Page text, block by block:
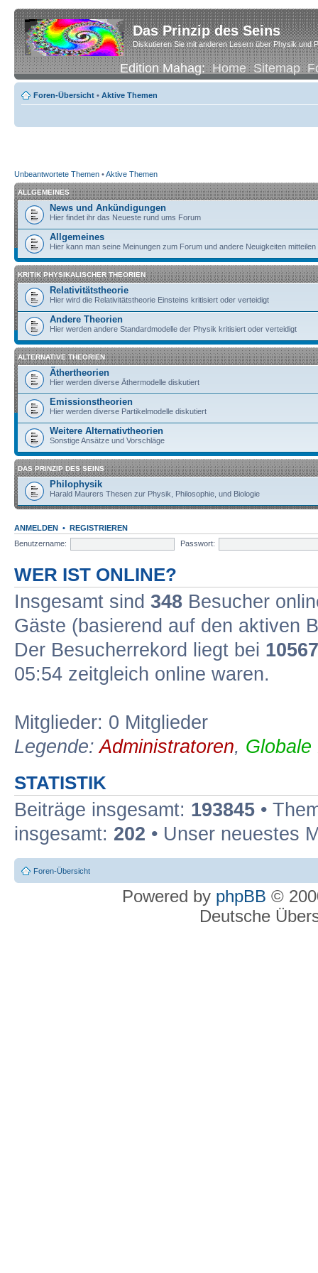
Das Prinzip des Seins
Diskutieren Sie mit anderen Lesern über Physik und
Edition Mahag:Home Sitemap
Foren-Übersicht • Aktive Themen
Unbeantwortete Themen •Aktive Themen
ALLGEMEINES
News und Ankündigungen
Hier findet ihr das Neueste rund ums Forum
Allgemeines
Hier kann man seine Meinungen zum Forum und andere Neuigkeiten mitteilen
KRITIK PHYSIKALISCHER THEORIEN
Relativitätstheorie
Hier wird die Relativitätstheorie Einsteins kritisiert oder verteidigt
Andere Theorien
Hier werden andere Standardmodelle der Physik kritisiert oder verteidigt
ALTERNATIVE THEORIEN
Äthertheorien
Hier werden diverse Äthermodelle diskutiert
Emissionstheorien
Hier werden diverse Partikelmodelle diskutiert
Weitere Alternativtheorien
Sonstige Ansätze und Vorschläge
DAS PRINZIP DES SEINS
Philophysik
Harald Maurers Thesen zur Physik, Philosophie, und Biologie
ANMELDEN • REGISTRIEREN
Benutzername:
Passwort:
WER IST ONLINE?
Insgesamt sind 348 Besucher
Gäste (basierend auf den aktiven
Der Besucherrekord liegt bei 10567
05:54 zeitgleich online waren.
Mitglieder: 0 Mitglieder
Legende:Administratoren, Globale
STATISTIK
Beiträge insgesamt: 193845 •
insgesamt: 202 • Unser neuestes
Foren-Übersicht
Powered by phpBB ©
Deutsche